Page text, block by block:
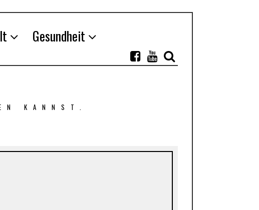
Gesundheit
KANNST.